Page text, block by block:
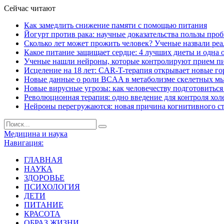
Сейчас читают
Как замедлить снижение памяти с помощью питания
Йогурт против рака: научные доказательства пользы
Сколько лет может прожить человек? Ученые назвали
Какое питание защищает сердце: 4 лучших диеты и одна
Ученые нашли нейроны, которые контролируют прием
Исцеление на 18 лет: CAR-T-терапия открывает новые
Новые данные о роли BCAA в метаболизме скелетных
Новые вирусные угрозы: как человечеству
Революционная терапия: одно введение для контроля
Нейроны перегружаются: новая причина когнитивного
Медицина и наука
Навигация:
ГЛАВНАЯ
НАУКА
ЗДОРОВЬЕ
ПСИХОЛОГИЯ
ДЕТИ
ПИТАНИЕ
КРАСОТА